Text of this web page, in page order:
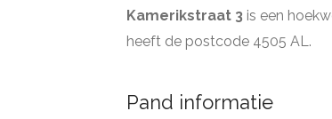
Kamerikstraat 3 is een
heeft de postcode 4505 AL.
Pand informatie